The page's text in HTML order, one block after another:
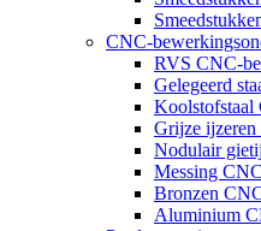
CNC-
RVS CNC-
Gelegeerd
Koolstofstaal
Grijze ijzeren
Nodulair
Messing
Bronzen
Aluminium